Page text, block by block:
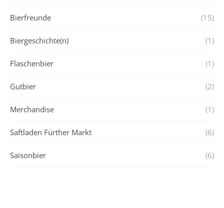
Bierfreunde (15)
Biergeschichte(n) (1)
Flaschenbier (1)
Gutbier (2)
Merchandise (1)
Saftladen Fürther Markt (6)
Saisonbier (6)